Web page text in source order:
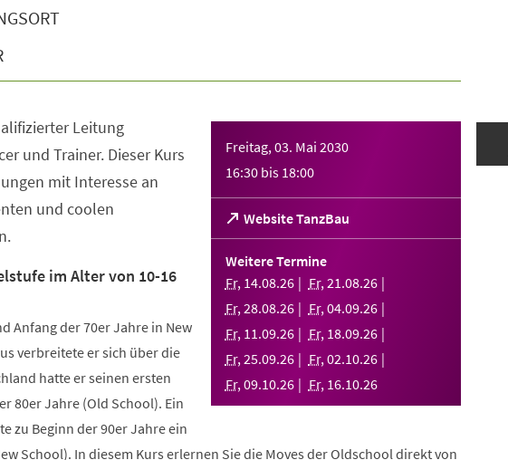
Freitag, 03. Mai 2030
16:30 bis 18:00
Website TanzBau
(Öffnet
in
einem
Tab)
Weitere Termine
Fr, 14.08.26 Fr,21.08.26
Fr,28.08.26 Fr,04.09.26
Fr, 11.09.26 Fr, 18.09.26
Fr,25.09.26 Fr,02.10.26
Fr,09.10.26 Fr, 16.10.26
Leitung
und Trainer. Dieser Kurs
mit Interesse an
und coolen
im Alter von 10-16
Anfang der 70er Jahre in New
verbreitete er sich über die
hatte er seinen ersten
80er Jahre (Old School). Ein
zu Beginn der 90er Jahre ein
School). In diesem Kurs erlernen Sie die Moves der Oldschool direkt von